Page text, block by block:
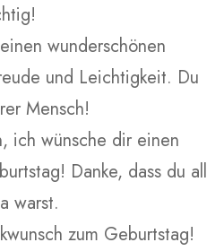
wunderschönen
und Leichtigkeit. Du
Mensch!
ich wünsche dir einen
Danke, dass du all
warst.
zum Geburtstag!